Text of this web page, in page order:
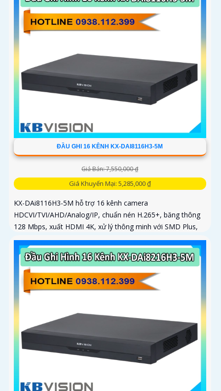
ĐẦU GHI 16 KÊNH KX-DAI8116H3-5M
Giá Bán: 7,550,000 ₫
Giá Khuyến Mại: 5,285,000 ₫
KX-DAi8116H3-5M hỗ trợ 16 kênh camera
HDCVI/TVI/AHD/Analog/IP, chuẩn nén H.265+, băng thông
128 Mbps, xuất HDMI 4K, xử lý thông minh với SMD Plus,
QuickPick 2.0, nhận diện khuôn mặt